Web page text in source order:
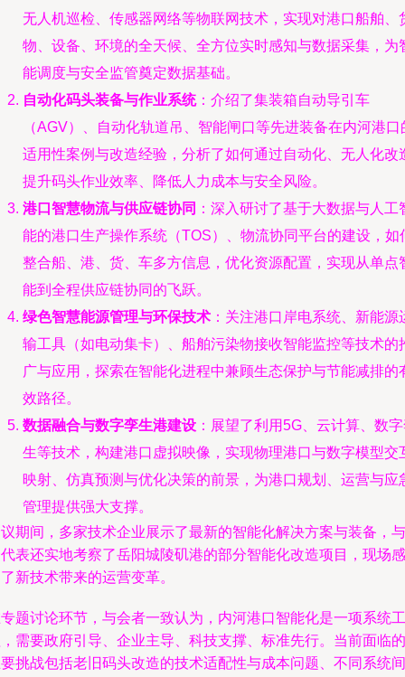
无人机巡检、传感器网络等物联网技术，实现对港口船舶、
物、设备、环境的全天候、全方位实时感知与数据采集，为
能调度与安全监管奠定数据基础。
自动化码头装备与作业系统：介绍了集装箱自动导引车
（AGV）、自动化轨道吊、智能闸口等先进装备在内河港口
适用性案例与改造经验，分析了如何通过自动化、无人化改
提升码头作业效率、降低人力成本与安全风险。
港口智慧物流与供应链协同 ：深入研讨了基于大数据与人工
能的港口生产操作系统（TOS）、物流协同平台的建设，如
整合船、港、货、车多方信息，优化资源配置，实现从单点
能到全程供应链协同的飞跃。
绿色智慧能源管理与环保技术 ：关注港口岸电系统、新能源
输工具（如电动集卡）、船舶污染物接收智能监控等技术的
广与应用，探索在智能化进程中兼顾生态保护与节能减排的
效路径。
数据融合与数字孪生港建设 ：展望了利用5G、云计算、数
生等技术，构建港口虚拟映像，实现物理港口与数字模型交
映射、仿真预测与优化决策的前景，为港口规划、运营与应
管理提供强大支撑。
期间，多家技术企业展示了最新的智能化解决方案与装备，与
表还实地考察了岳阳城陵矶港的部分智能化改造项目，现场感
新技术带来的运营变革。
题讨论环节，与会者一致认为，内河港口智能化是一项系统工
需要政府引导、企业主导、科技支撑、标准先行。当前面临的
挑战包括老旧码头改造的技术适配性与成本问题、不同系统间